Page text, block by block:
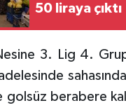
50 liraya çıktı
3. Lig 4.
golsüz berabere